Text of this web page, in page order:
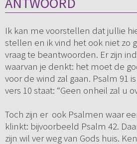
Ik kan me voorstellen dat jullie
stellen en ik vind het ook niet zo
vraag te beantwoorden. Er zijn
waarvan je denkt: het moet de
voor de wind zal gaan. Psalm 91
vers 10 staat: “Geen onheil zal u
Toch zijn er ook Psalmen waar
klinkt: bijvoorbeeld Psalm 42.
zijn wil ver weg van Gods huis.